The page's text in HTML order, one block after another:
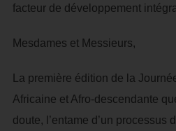
facteur de développement
Mesdames et Messieurs,
La première édition de la
Africaine et Afro-descendante
doute, l’entame d’un processus